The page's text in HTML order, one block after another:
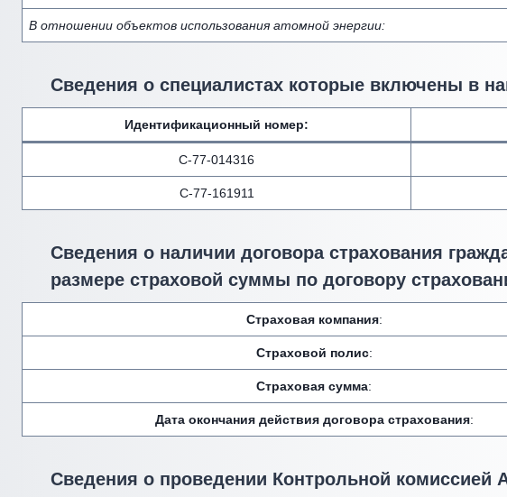
В отношении объектов использования атомной энергии:
Сведения о специалистах которые включены в
Идентификационный номер:
С-77-014316
С-77-161911
Сведения о наличии договора страхования
размере страховой суммы по договору
Страховая компания:
Страховой полис:
Страховая сумма:
Дата окончания действия договора страхования:
Сведения о проведении Контрольной